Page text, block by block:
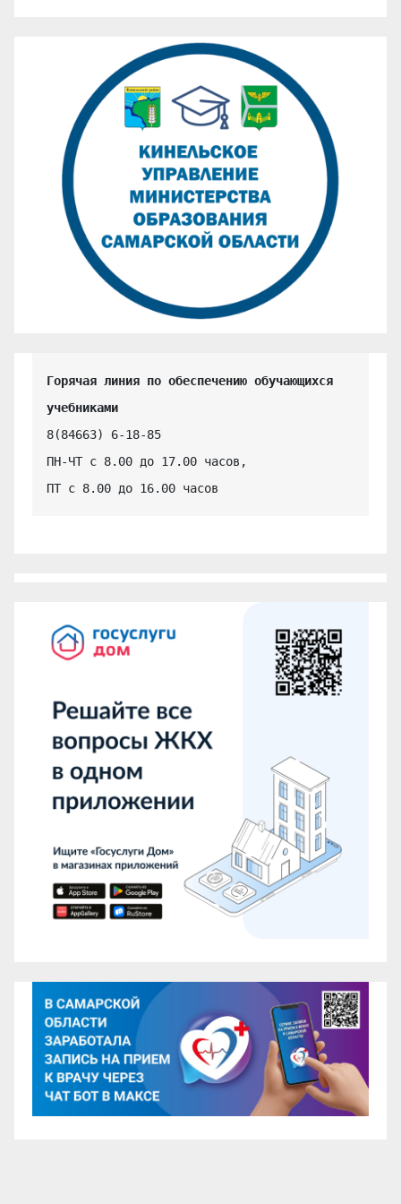
Горячая линия по обеспечению обучающихся
учебниками
8(84663) 6-18-85
ПН-ЧТ с 8.00 до 17.00 часов,
ПТ с 8.00 до 16.00 часов